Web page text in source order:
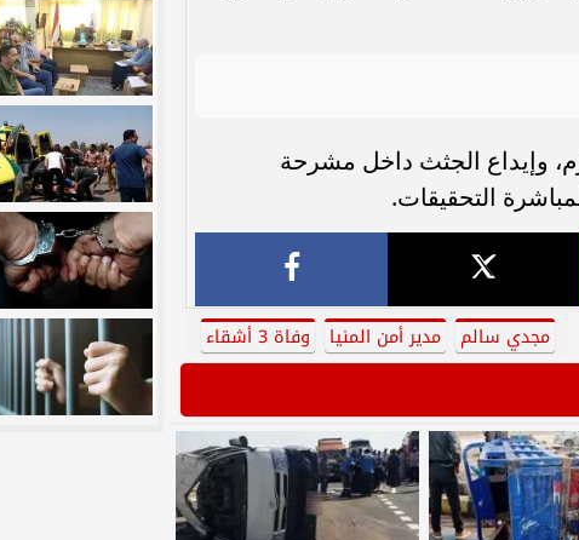
وإيداع الجثث داخل مشرحة
التحقيقات.
مجدي سالم مدير أمن المنيا وفاة 3 أشقاء